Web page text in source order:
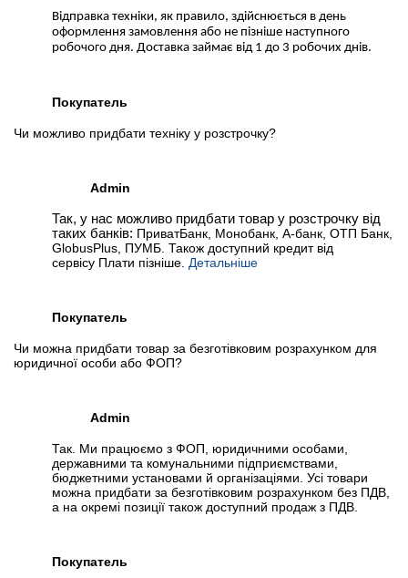
Відправка техніки, як правило, здійснюється в день
оформлення замовлення або не пізніше наступного
робочого дня. Доставка займає від 1 до 3 робочих днів.
Покупатель
Чи можливо придбати техніку у розстрочку?
Admin
Так, у нас можливо придбати товар у розстрочку від
таких банків: ПриватБанк, Монобанк, А-банк, ОТП Банк,
GlobusPlus, ПУМБ. Також доступний кредит від
сервісу Плати пізніше. Детальніше
Покупатель
Чи можна придбати товар за безготівковим розрахунком для
юридичної особи або ФОП?
Admin
Так. Ми працюємо з ФОП, юридичними особами,
державними та комунальними підприємствами,
бюджетними установами й організаціями. Усі товари
можна придбати за безготівковим розрахунком без ПДВ,
а на окремі позиції також доступний продаж з ПДВ.
Покупатель